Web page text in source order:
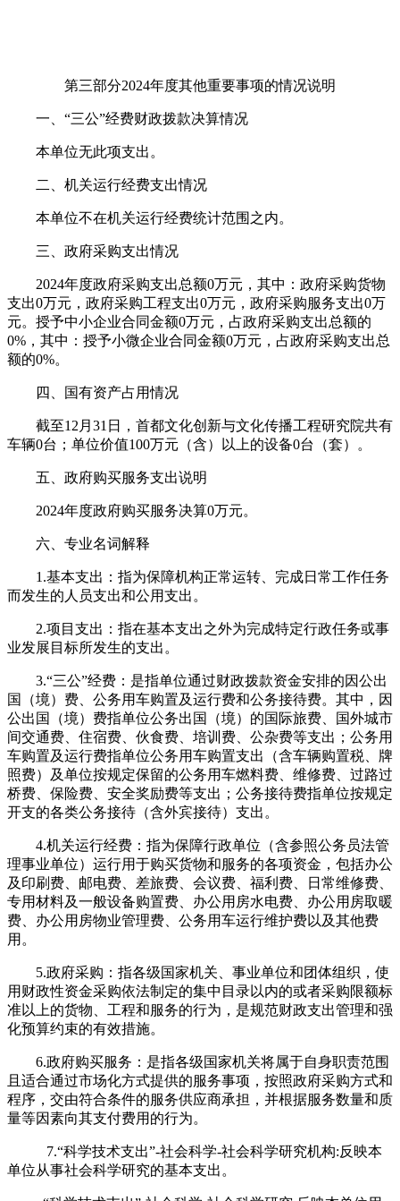
第三部分2024年度其他重要事项的情况说明
一、“三公”经费财政拨款决算情况
本单位无此项支出。
二、机关运行经费支出情况
本单位不在机关运行经费统计范围之内。
三、政府采购支出情况
2024年度政府采购支出总额0万元，其中：政府采购货物
支出0万元，政府采购工程支出0万元，政府采购服务支出0万
元。授予中小企业合同金额0万元，占政府采购支出总额的
0%，其中：授予小微企业合同金额0万元，占政府采购支出总
额的0%。
四、国有资产占用情况
截至12月31日，首都文化创新与文化传播工程研究院共有
车辆0台；单位价值100万元（含）以上的设备0台（套）。
五、政府购买服务支出说明
2024年度政府购买服务决算0万元。
六、专业名词解释
1.基本支出：指为保障机构正常运转、完成日常工作任务
而发生的人员支出和公用支出。
2.项目支出：指在基本支出之外为完成特定行政任务或事
业发展目标所发生的支出。
3.“三公”经费：是指单位通过财政拨款资金安排的因公出
国（境）费、公务用车购置及运行费和公务接待费。其中，因
公出国（境）费指单位公务出国（境）的国际旅费、国外城市
间交通费、住宿费、伙食费、培训费、公杂费等支出；公务用
车购置及运行费指单位公务用车购置支出（含车辆购置税、牌
照费）及单位按规定保留的公务用车燃料费、维修费、过路过
桥费、保险费、安全奖励费等支出；公务接待费指单位按规定
开支的各类公务接待（含外宾接待）支出。
4.机关运行经费：指为保障行政单位（含参照公务员法管
理事业单位）运行用于购买货物和服务的各项资金，包括办公
及印刷费、邮电费、差旅费、会议费、福利费、日常维修费、
专用材料及一般设备购置费、办公用房水电费、办公用房取暖
费、办公用房物业管理费、公务用车运行维护费以及其他费
用。
5.政府采购：指各级国家机关、事业单位和团体组织，使
用财政性资金采购依法制定的集中目录以内的或者采购限额标
准以上的货物、工程和服务的行为，是规范财政支出管理和强
化预算约束的有效措施。
6.政府购买服务：是指各级国家机关将属于自身职责范围
且适合通过市场化方式提供的服务事项，按照政府采购方式和
程序，交由符合条件的服务供应商承担，并根据服务数量和质
量等因素向其支付费用的行为。
7.“科学技术支出”-社会科学-社会科学研究机构:反映本
单位从事社会科学研究的基本支出。